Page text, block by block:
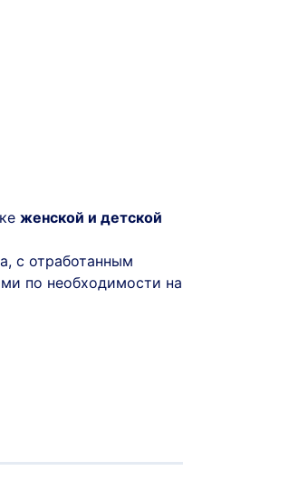
женской и детской
с отработанным
по необходимости на